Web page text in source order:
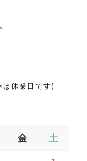
休業日です)
金 土